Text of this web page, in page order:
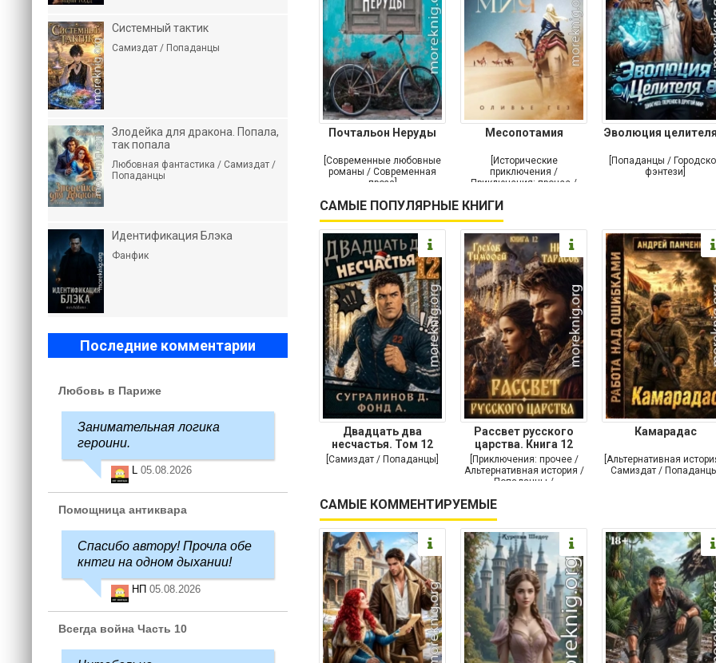
Почтальон Неруды
[Современные любовные
романы / Современная
проза]
Месопотамия
[Исторические
приключения /
Приключения: прочее /
Историческая проза]
Эволюция
[Попаданцы /
фэнтези]
САМЫЕ ПОПУЛЯРНЫЕ КНИГИ
Двадцать два
несчастья. Том 12
[Самиздат / Попаданцы]
Рассвет русского
царства. Книга 12
[Приключения: прочее /
Альтернативная история /
Попаданцы /
приключения]
Камарадас
[Альтернативная
Самиздат /
САМЫЕ КОММЕНТИРУЕМЫЕ
Системный тактик
Самиздат / Попаданцы
Злодейка для дракона. Попала,
так попала
Любовная фантастика / Самиздат /
Попаданцы
Идентификация Блэка
Фанфик
Последние комментарии
Любовь в Париже
Занимательная логика
героини.
L 05.08.2026
Помощница антиквара
Спасибо автору! Прочла обе
кнтги на одном дыхании!
НП 05.08.2026
Всегда война Часть 10